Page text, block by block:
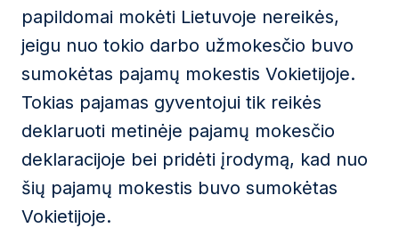
papildomai mokėti Lietuvoje nereikės,
jeigu nuo tokio darbo užmokesčio buvo
sumokėtas pajamų mokestis Vokietijoje.
Tokias pajamas gyventojui tik reikės
deklaruoti metinėje pajamų mokesčio
deklaracijoje bei pridėti įrodymą, kad nuo
šių pajamų mokestis buvo sumokėtas
Vokietijoje.